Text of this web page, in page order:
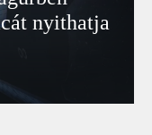
nyithatja